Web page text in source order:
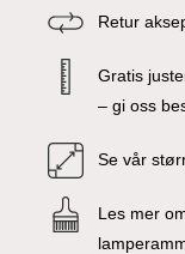
Retur
Gratis
– gi oss
Se vår
Les mer